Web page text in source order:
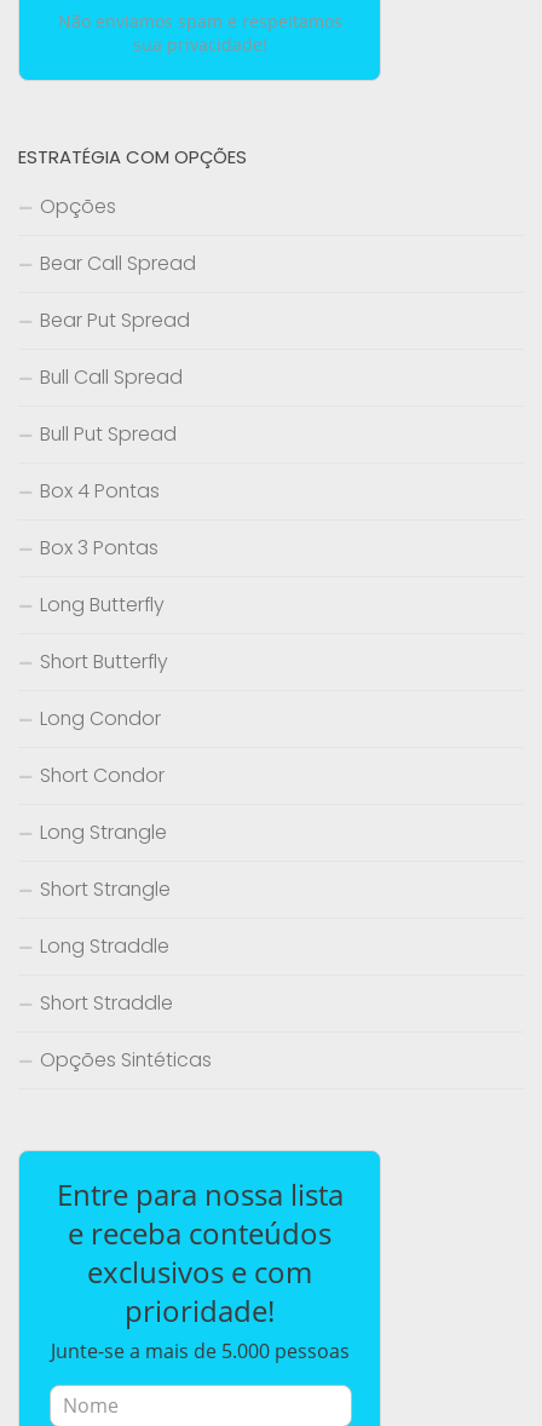
Não enviamos spam e respeitamos
sua privacidade!
ESTRATÉGIA COM OPÇÕES
Opções
Bear Call Spread
Bear Put Spread
Bull Call Spread
Bull Put Spread
Box 4 Pontas
Box 3 Pontas
Long Butterfly
Short Butterfly
Long Condor
Short Condor
Long Strangle
Short Strangle
Long Straddle
Short Straddle
Opções Sintéticas
Entre para nossa lista
e receba conteúdos
exclusivos e com
prioridade!
Junte-se a mais de 5.000 pessoas